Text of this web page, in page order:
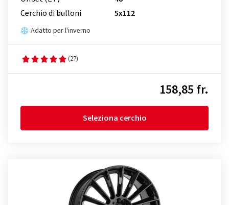
Cerchio di bulloni
5x112
Adatto per l'inverno
(27)
158,85 fr.
Seleziona cerchio